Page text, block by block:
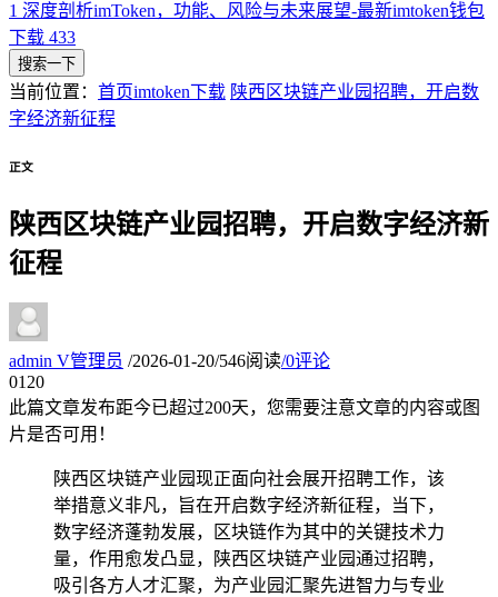
1 深度剖析imToken，功能、风险与未来展望-最新imtoken钱包
下载 433
搜索一下
当前位置： 首页imtoken下载 陕西区块链产业园招聘，开启数
字经济新征程
正文
陕西区块链产业园招聘，开启数字经济新
征程
admin V管理员 /2026-01-20/546阅读/0评论
01 20
此篇文章发布距今已超过200天，您需要注意文章的内容或图
片是否可用！
陕西区块链产业园现正面向社会展开招聘工作，该
举措意义非凡，旨在开启数字经济新征程，当下，
数字经济蓬勃发展，区块链作为其中的关键技术力
量，作用愈发凸显，陕西区块链产业园通过招聘，
吸引各方人才汇聚，为产业园汇聚先进智力与专业